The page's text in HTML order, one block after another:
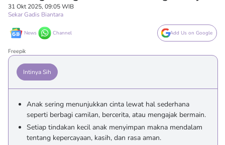
31 Okt 2025, 09:05 WIB
Sekar Gadis Biantara
News Channel Add Us on Google
Freepik
Intinya Sih
Anak sering menunjukkan cinta lewat hal sederhana
seperti berbagi camilan, bercerita, atau mengajak bermain.
Setiap tindakan kecil anak menyimpan makna mendalam
tentang kepercayaan, kasih, dan rasa aman.